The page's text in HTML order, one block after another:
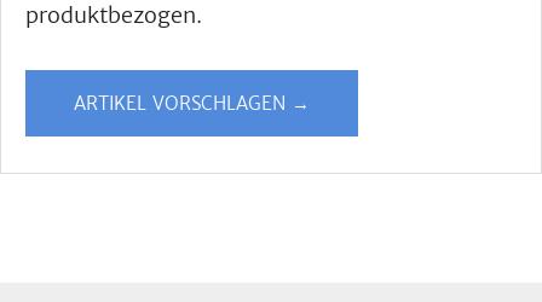
produktbezogen.
ARTIKEL VORSCHLAGEN →